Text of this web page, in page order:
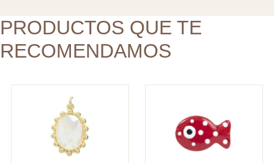
22x15mm
x
und
und
PRODUCTOS QUE TE
RECOMENDAMOS